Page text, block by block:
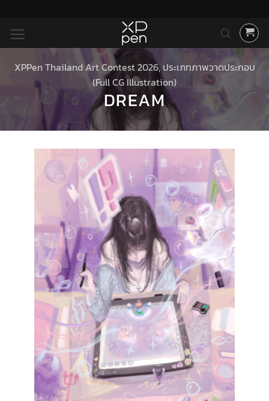
ยัง
เนื้อหา
XPPen Thailand Art Contest 2026,ประเภทภาพวาดประกอบ
(Full CG Illustration)
DREAM